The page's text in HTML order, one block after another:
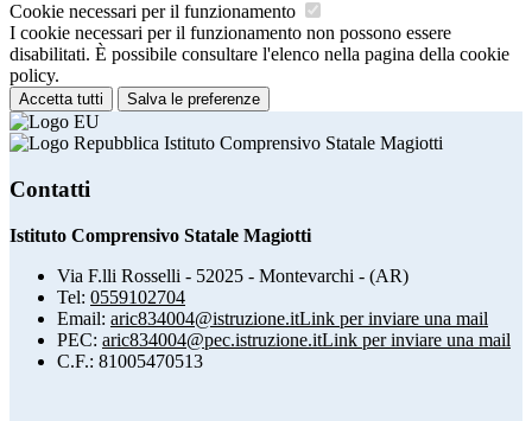
Cookie necessari per il funzionamento
I cookie necessari per il funzionamento non possono essere
disabilitati. È possibile consultare l'elenco nella pagina della cookie
policy.
Accetta tutti Salva le preferenze
Istituto Comprensivo Statale Magiotti
Contatti
Istituto Comprensivo Statale Magiotti
Via F.lli Rosselli - 52025 - Montevarchi - (AR)
Tel: 0559102704
Email: aric834004@istruzione.itLink per inviare una mail
PEC: aric834004@pec.istruzione.itLink per inviare una mail
C.F.: 81005470513